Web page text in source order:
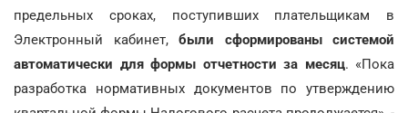
предельных сроках, поступивших плательщикам в
Электронный кабинет, были сформированы системой
автоматически для формы отчетности за месяц. «Пока
разработка нормативных документов по утверждению